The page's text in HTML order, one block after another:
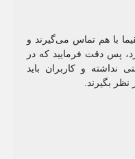
با هم تماس می‌گیرند و
پس دقت فرمایید که در
نداشته و کاربران باید
بگیرند.